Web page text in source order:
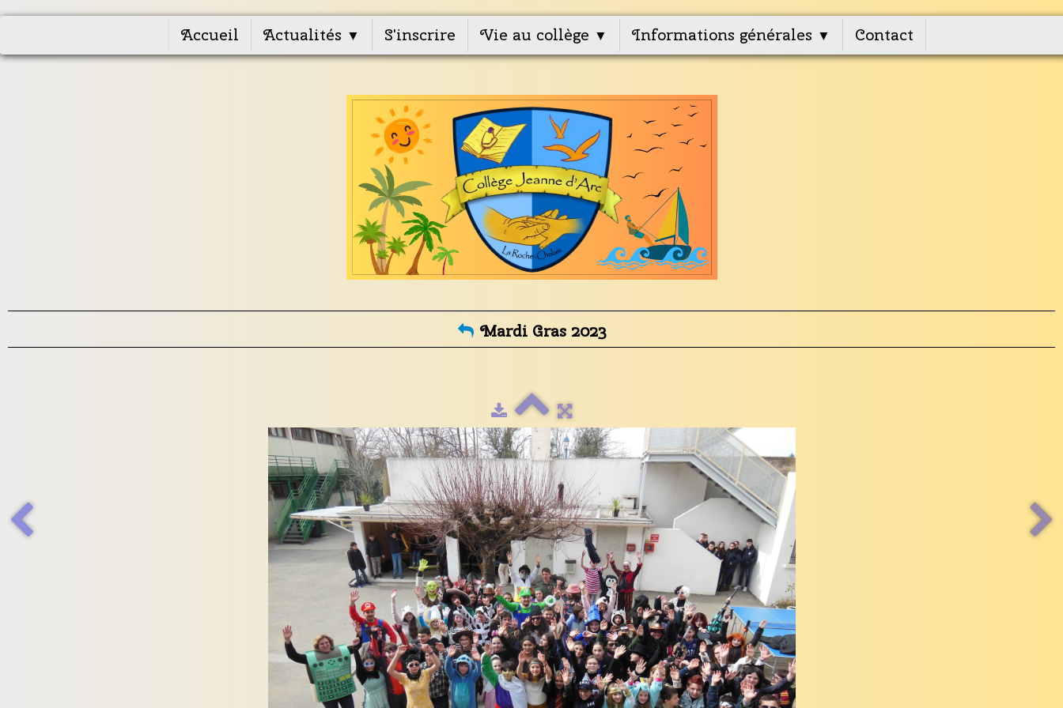
Accueil Actualités ▼ S'inscrire Vie au collège ▼ Informations générales ▼ Contact
Mardi Gras 2023